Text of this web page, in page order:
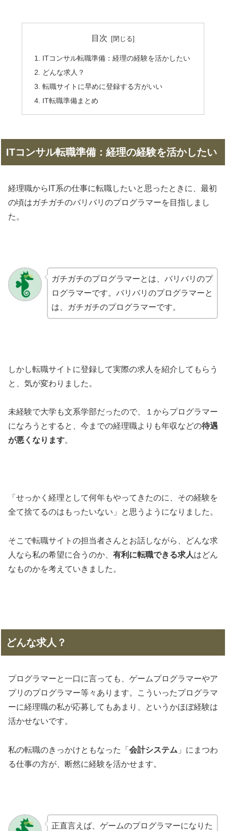
目次
ITコンサル転職準備：経理の経験を活かしたい
どんな求人？
転職サイトに早めに登録する方がいい
IT転職準備まとめ
ITコンサル転職準備：経理の経験を活かしたい
経理職からIT系の仕事に転職したいと思ったときに、最初
の頃はガチガチのバリバリのプログラマーを目指しまし
た。
ガチガチのプログラマーとは、バリバリのプ
ログラマーです。バリバリのプログラマーと
は、ガチガチのプログラマーです。
しかし転職サイトに登録して実際の求人を紹介してもらう
と、気が変わりました。
未経験で大学も文系学部だったので、１からプログラマー
になろうとすると、今までの経理職よりも年収などの待遇
が悪くなります。
「せっかく経理として何年もやってきたのに、その経験を
全て捨てるのはもったいない」と思うようになりました。
そこで転職サイトの担当者さんとお話しながら、どんな求
人なら私の希望に合うのか、 有利に転職できる求人はどん
なものかを考えていきました。
どんな求人？
プログラマーと一口に言っても、ゲームプログラマーやア
プリのプログラマー等々あります。こういったプログラマ
ーに経理職の私が応募してもあまり、というかほぼ経験は
活かせないです。
私の転職のきっかけともなった「 会計システム 」にまつわ
る仕事の方が、断然に経験を活かせます。
正直言えば、ゲームのプログラマーになりた